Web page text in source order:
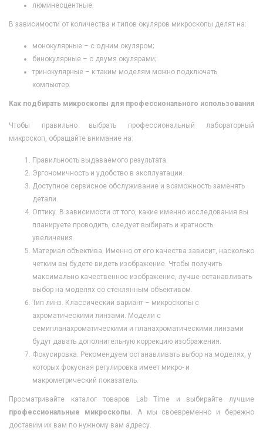
люминесцентные.
В зависимости от количества и типов окуляров микроскопы делят на:
монокулярные – с одним окуляром;
бинокулярные – с двумя окулярами;
тринокулярные – к таким моделям можно подключать
компьютер.
Как подбирать микроскопы для профессионального использования
Чтобы правильно выбрать профессиональный лабораторный
микроскоп, обращайте внимание на:
Правильность выдаваемого результата.
Эргономичность и удобство в эксплуатации.
Доступное сервисное обслуживание и возможность заменять
детали.
Оптику. В зависимости от того, какие именно исследования вы
планируете проводить, следует выбирать и кратность
увеличения.
Материал объектива. Именно от его качества зависит, насколько
четким вы будете видеть изображение. Чтобы получить
максимально качественное изображение, лучше останавливать
выбор на моделях со стеклянным объективом.
Тип линз. Классический вариант – микроскопы с
ахроматическими линзами. Модели с
семипланахроматическими и планахроматическими линзами
будут давать дополнительную коррекцию изображения.
Фокусировка. Рекомендуем останавливать выбор на моделях, у
которых фокусная регулировка имеет микро- и
макрометрический показатель.
Просматривайте каталог товаров Lab Time и выбирайте лучшие
профессиональные микроскопы. А мы своевременно и бережно
доставим их вам по нужному вам адресу.